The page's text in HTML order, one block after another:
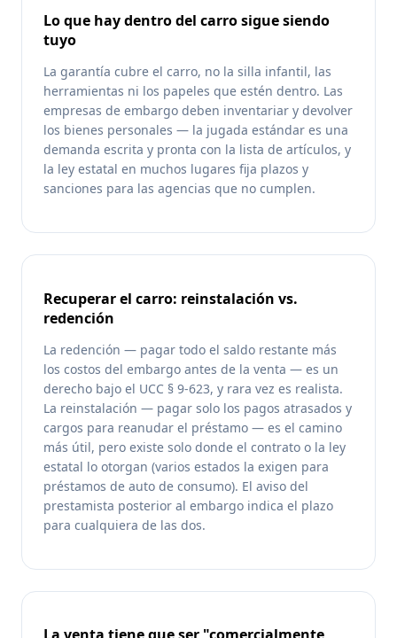
Lo que hay dentro del carro sigue siendo
tuyo
La garantía cubre el carro, no la silla infantil, las
herramientas ni los papeles que estén dentro. Las
empresas de embargo deben inventariar y devolver
los bienes personales — la jugada estándar es una
demanda escrita y pronta con la lista de artículos, y
la ley estatal en muchos lugares fija plazos y
sanciones para las agencias que no cumplen.
Recuperar el carro: reinstalación vs.
redención
La redención — pagar todo el saldo restante más
los costos del embargo antes de la venta — es un
derecho bajo el UCC § 9-623, y rara vez es realista.
La reinstalación — pagar solo los pagos atrasados y
cargos para reanudar el préstamo — es el camino
más útil, pero existe solo donde el contrato o la ley
estatal lo otorgan (varios estados la exigen para
préstamos de auto de consumo). El aviso del
prestamista posterior al embargo indica el plazo
para cualquiera de las dos.